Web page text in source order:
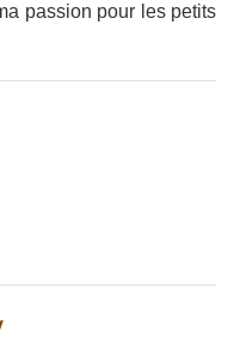
passion pour les petits